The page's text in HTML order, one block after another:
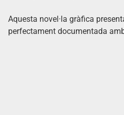
Aquesta novel·la gràfica
perfectament documentada